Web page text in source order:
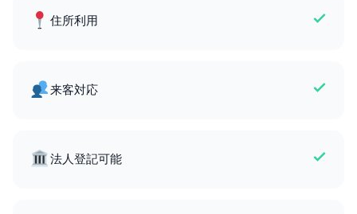
住所利用
来客対応
法人登記可能